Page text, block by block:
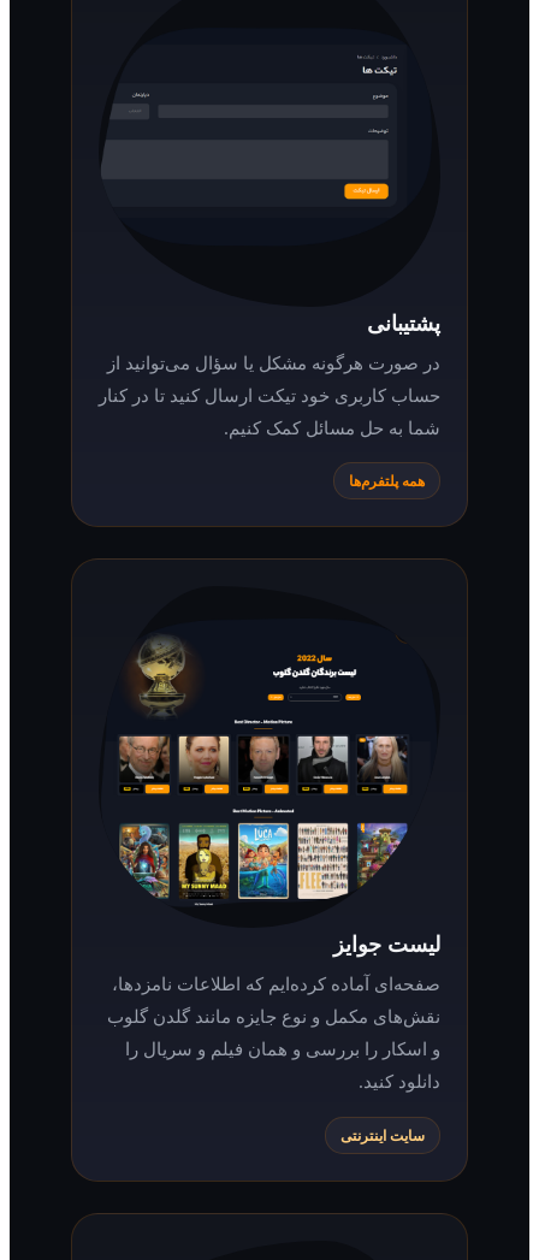
در صورت هرگونه مشکل یا سؤال می‌توانید از
حساب کاربری خود تیکت ارسال کنید تا در کنار
شما به حل مسائل کمک کنیم.
همه پلتفرم‌ها
لیست جوایز
صفحه‌ای آماده کرده‌ایم که اطلاعات نامزدها،
نقش‌های مکمل و نوع جایزه مانند گلدن گلوب
و اسکار را بررسی و همان فیلم و سریال را
سایت اینترنتی